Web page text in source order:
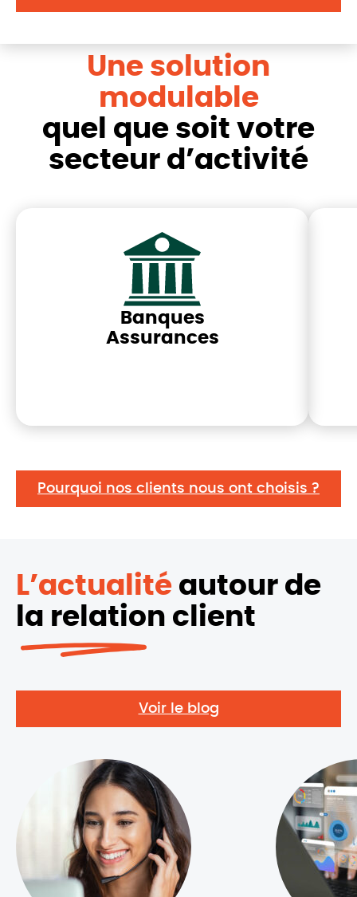
Une solution
modulable
quel que soit votre
secteur d’activité
Banques
Assurances
Pourquoi nos clients nous ont choisis ?
L’actualité autour de
la relation client
Voir le blog